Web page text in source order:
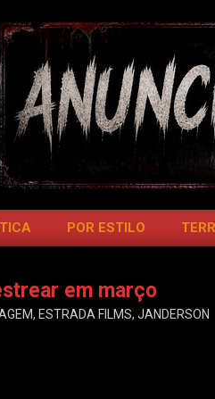
POR ESTILO
em março
, ESTRADA FILMS, JANDERSON